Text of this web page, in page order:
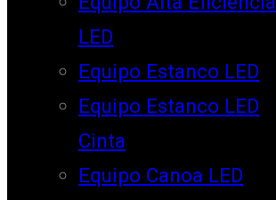
LED
Equipo Estanco LED
Equipo Estanco LED
Cinta
Equipo Canoa LED